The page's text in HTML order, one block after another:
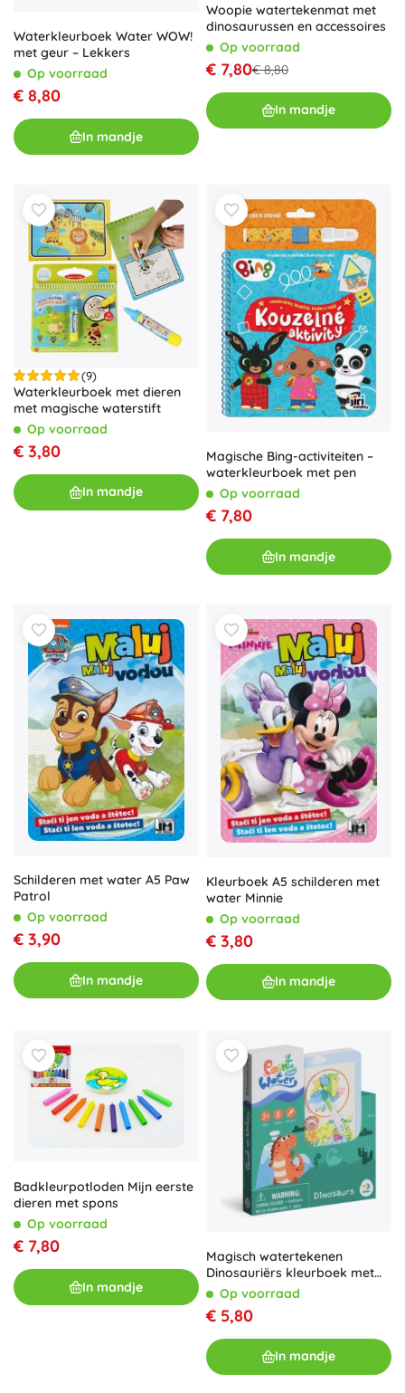
Waterkleurboek Water WOW!
met geur – Lekkers
Op voorraad
€ 8,80
In mandje
Woopie watertekenmat met
dinosaurussen en accessoires
Op voorraad
€ 7,80€ 8,80
In mandje
(9)
Waterkleurboek met dieren
met magische waterstift
Op voorraad
€ 3,80
In mandje
Magische Bing-activiteiten –
waterkleurboek met pen
Op voorraad
€ 7,80
In mandje
Schilderen met water A5 Paw
Patrol
Op voorraad
€ 3,90
In mandje
Kleurboek A5 schilderen met
water Minnie
Op voorraad
€ 3,80
In mandje
Badkleurpotloden Mijn eerste
dieren met spons
Op voorraad
€ 7,80
In mandje
Magisch watertekenen
Dinosauriërs kleurboek met
blokOp voorraad
€ 5,80
In mandje